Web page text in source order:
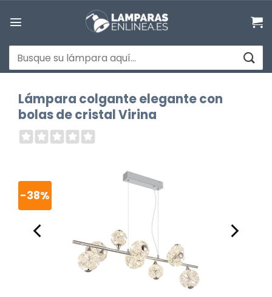
Buscar
por:
Lámpara colgante elegante con
bolas de cristal Virina
-38%